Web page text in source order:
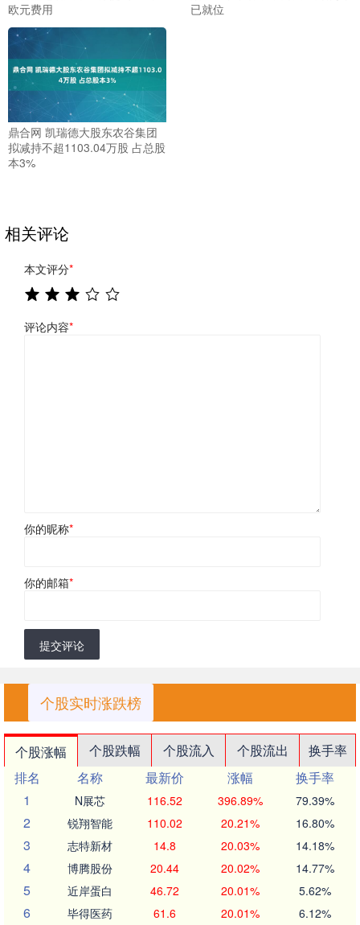
欧元费用
已就位
鼎合网 凯瑞德大股东农谷集团
拟减持不超1103.04万股 占总股
本3%
相关评论
本文评分*
评论内容*
你的昵称*
你的邮箱*
提交评论
个股实时涨跌榜
个股涨幅 个股跌幅 个股流入 个股流出
换手率
排名
名称 最新价 涨幅
换手率
1
N展芯 116.52 396.89% 79.39%
2 锐翔智能 110.02 20.21% 16.80%
3 志特新材 14.8 20.03% 14.18%
4 博腾股份 20.44 20.02% 14.77%
5 近岸蛋白 46.72 20.01% 5.62%
6 毕得医药 61.6 20.01% 6.12%